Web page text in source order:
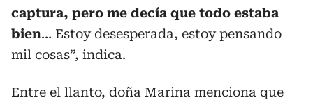
captura, pero me decía que todo estaba
bien… Estoy desesperada, estoy pensando
mil cosas”, indica.
Entre el llanto, doña Marina menciona que